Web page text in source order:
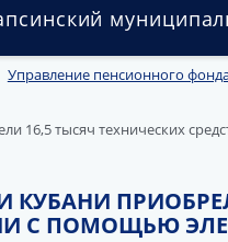
Управление пенсионного
16,5 тысяч технических
КУБАНИ
С ПОМОЩЬЮ